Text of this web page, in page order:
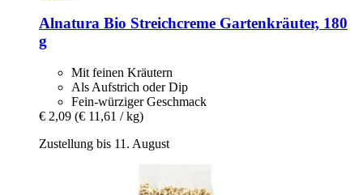
Alnatura Bio Streichcreme Gartenkräuter, 180
g
Mit feinen Kräutern
Als Aufstrich oder Dip
Fein-würziger Geschmack
€ 2,09 (€ 11,61 / kg)
Zustellung bis 11. August